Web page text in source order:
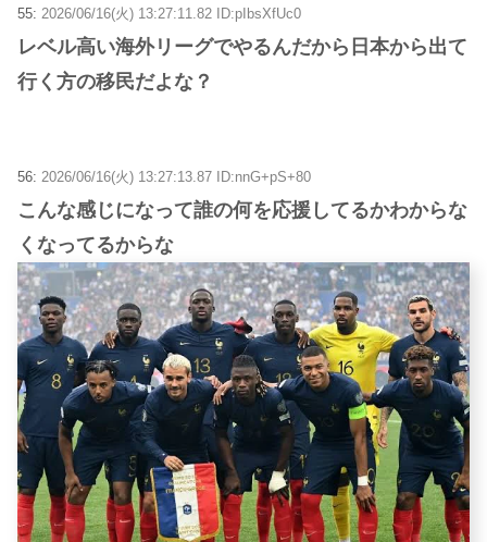
55: 2026/06/16(火) 13:27:11.82 ID:pIbsXfUc0
レベル高い海外リーグでやるんだから日本から出て
行く方の移民だよな？
56: 2026/06/16(火) 13:27:13.87 ID:nnG+pS+80
こんな感じになって誰の何を応援してるかわからな
くなってるからな